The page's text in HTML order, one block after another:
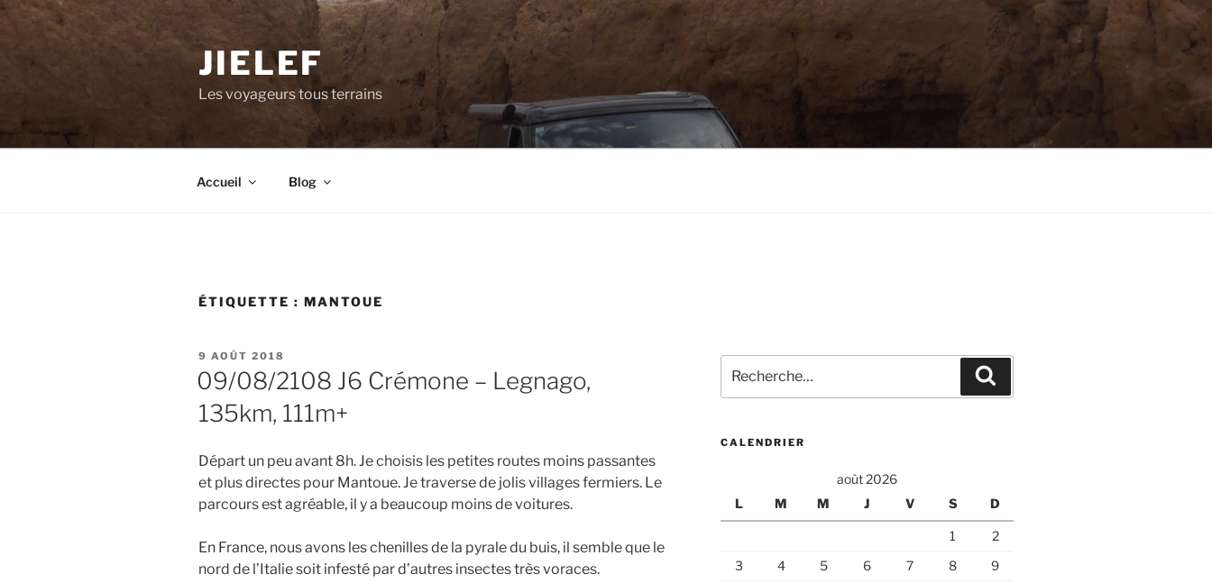
Aller
contenu
JIELEF
Les voyageurs tous terrains
Accueil Blog
ÉTIQUETTE : MANTOUE
PUBLIÉ
LE
9 AOÛT 2018
09/08/2108 J6 Crémone – Legnago,
135km, 111m+
Départ un peu avant 8h. Je choisis les petites routes moins passantes
et plus directes pour Mantoue. Je traverse de jolis villages fermiers. Le
parcours est agréable, il y a beaucoup moins de voitures.
En France, nous avons les chenilles de la pyrale du buis, il semble que le
nord de l’Italie soit infesté par d’autres insectes très voraces.
pour
:
CALENDRIER
août 2026
L
M M J V S D
1
2
3
4 5 6 7 8
9